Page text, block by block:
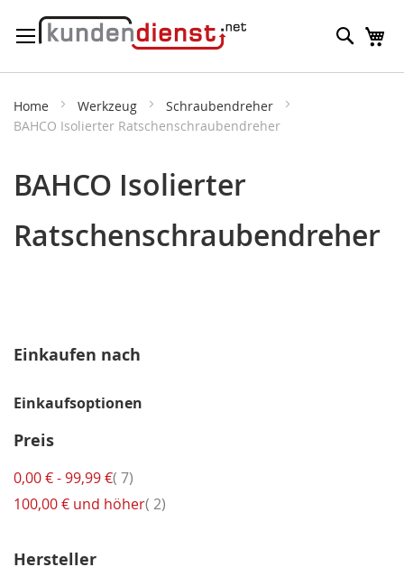
zum
Suche
Home Werkzeug
Schraubendreher
BAHCO Isolierter Ratschenschraubendreher
BAHCO Isolierter
Ratschenschraubendreher
Einkaufen nach
Einkaufsoptionen
Preis
0,00 €-99,99 € 7Artikel
100,00 € und höher 2Artikel
Hersteller